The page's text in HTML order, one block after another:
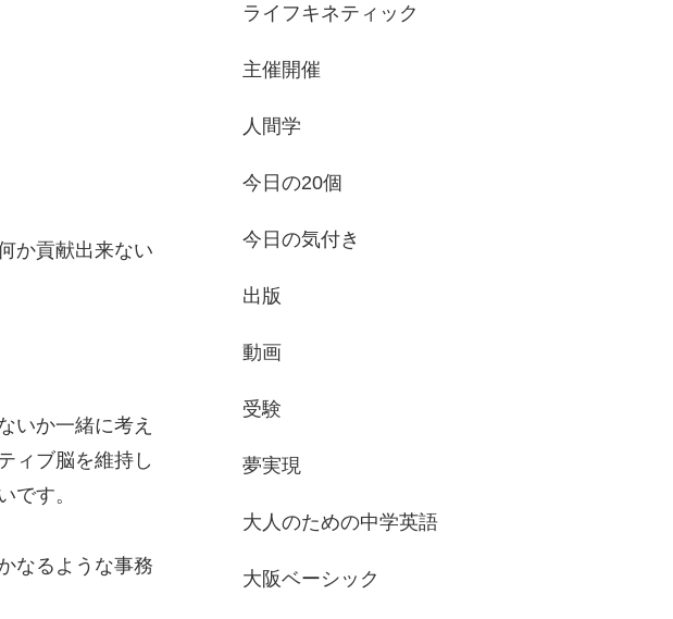
か貢献出来ない
いか一緒に考え
ィブ脳を維持し
です。
なるような事務
ライフキネティック
主催開催
人間学
今日の20個
今日の気付き
出版
動画
受験
夢実現
大人のための中学英語
大阪ベーシック